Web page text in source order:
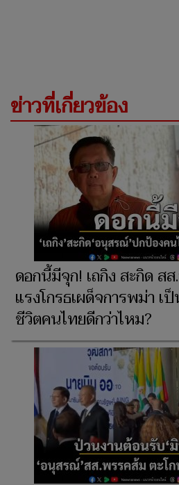
ข่าวที่เกี่ยวข้อง
ดอกนี้มีจุก! เถกิง สะกิด ส
แรงโกรธเผด็จการพม่า เ
ชีวิตคนไทยดีกว่าไหม?